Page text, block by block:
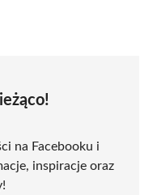
na Facebooku i
inspiracje oraz